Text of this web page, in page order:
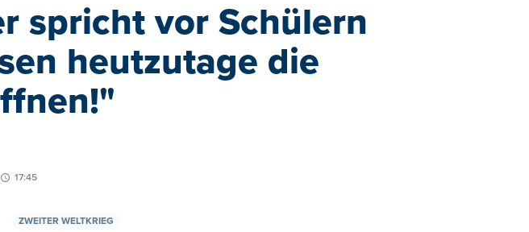
spricht vor Schülern
heutzutage die
17:45
ZWEITER WELTKRIEG